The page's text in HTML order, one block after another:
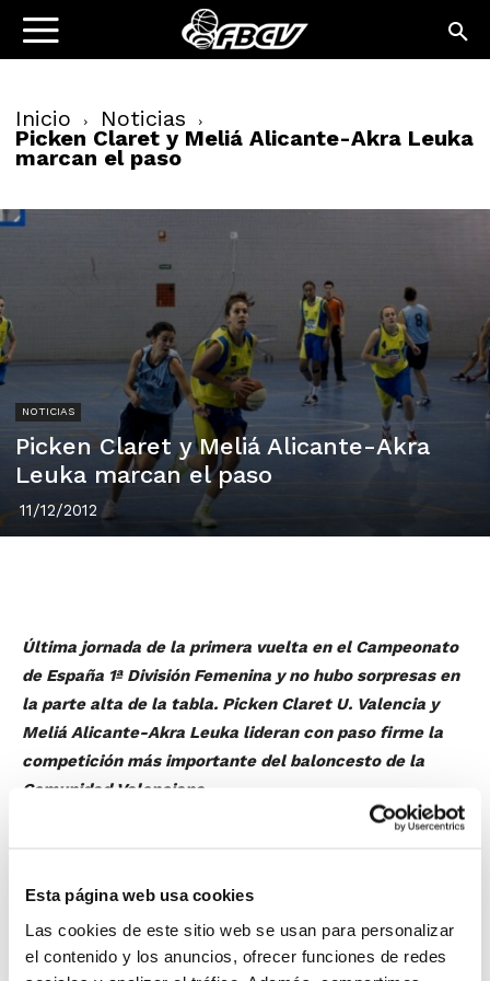
Esta página web usa cookies
Las cookies de este sitio web se usan para personalizar
el contenido y los anuncios, ofrecer funciones de redes
Inicio Noticias
Picken Claret y Meliá Alicante-Akra Leuka
marcan el paso
NOTICIAS
Picken Claret y Meliá Alicante-Akra
Leuka marcan el paso
11/12/2012
Última jornada de la primera vuelta en el Campeonato
de España 1ª División Femenina y no hubo sorpresas en
la parte alta de la tabla. Picken Claret U. Valencia y
Meliá Alicante-Akra Leuka lideran con paso firme la
competición más importante del baloncesto de la
Comunidad Valenciana.
, las jugadoras de Juanan Valero se
irse al descanso. Mientras, el Ros Casares Valencia se
consolida como su más inmediato perseguidor ganando
con claridad al Nou Bàsquet Alcoi. Y como tercer